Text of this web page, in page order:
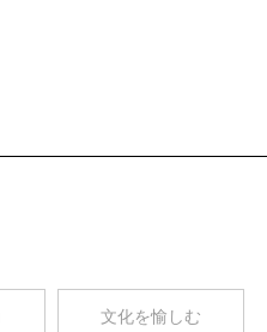
文化を愉しむ